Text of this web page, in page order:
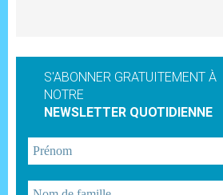
S'ABONNER GRATUITEMENT À
NOTRE
NEWSLETTER QUOTIDIENNE